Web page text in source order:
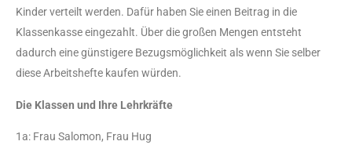
Kinder verteilt werden. Dafür haben Sie einen Beitrag in die
Klassenkasse eingezahlt. Über die großen Mengen entsteht
dadurch eine günstigere Bezugsmöglichkeit als wenn Sie selber
diese Arbeitshefte kaufen würden.
Die Klassen und Ihre Lehrkräfte
1a: Frau Salomon, Frau Hug